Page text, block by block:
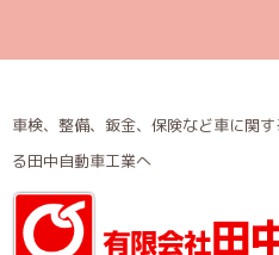
車検、整備、鈑金、保険など車に関
る田中自動車工業へ